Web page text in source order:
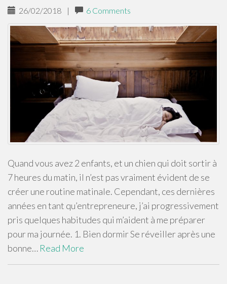
26/02/2018 | 6 Comments
Quand vous avez 2 enfants, et un chien qui doit sortir à
7 heures du matin, il n’est pas vraiment évident de se
créer une routine matinale. Cependant, ces dernières
années en tant qu’entrepreneure, j’ai progressivement
pris quelques habitudes qui m’aident à me préparer
pour ma journée. 1. Bien dormir Se réveiller après une
bonne… Read More